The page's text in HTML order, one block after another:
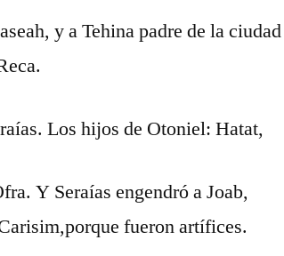
y a Tehina padre de la ciudad
Los hijos de Otoniel: Hatat,
Y Seraías engendró a Joab,
fueron artífices.